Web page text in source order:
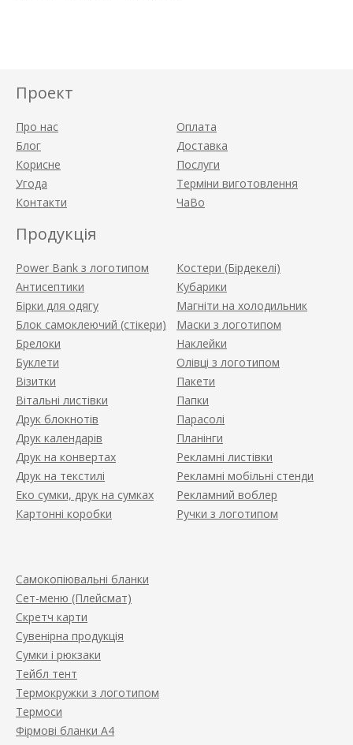
Проект
Про нас
Блог
Корисне
Угода
Контакти
Оплата
Доставка
Послуги
Терміни виготовлення
ЧаВо
Продукція
Power Bank з логотипом
Антисептики
Бірки для одягу
Блок самоклеючий (стікери)
Брелоки
Буклети
Візитки
Вітальні листівки
Друк блокнотів
Друк календарів
Друк на конвертах
Друк на текстилі
Еко сумки, друк на сумках
Картонні коробки
Костери (Бірдекелі)
Кубарики
Магніти на холодильник
Маски з логотипом
Наклейки
Олівці з логотипом
Пакети
Папки
Парасолі
Планінги
Рекламні листівки
Рекламні мобільні стенди
Рекламний воблер
Ручки з логотипом
Самокопіювальні бланки
Сет-меню (Плейсмат)
Скретч карти
Сувенірна продукція
Сумки і рюкзаки
Тейбл тент
Термокружки з логотипом
Термоси
Фірмові бланки А4